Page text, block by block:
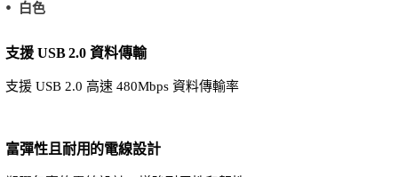
白色
支援 USB 2.0 資料傳輸
支援 USB 2.0 高速 480Mbps 資料傳輸率
富彈性且耐用的電線設計